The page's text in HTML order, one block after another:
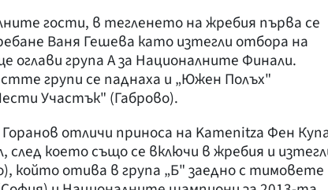
гости, в тегленето на жребия първа се
Ваня Гешева като изтегли отбора на
оглави група А за Националните Финали.
групи се паднаха и „Южен Полъх"
Участък" (Габрово).
отличи приноса на Kamenitza Фен
след което също се включи в жребия и
който отива в група „Б" заедно с тимовете